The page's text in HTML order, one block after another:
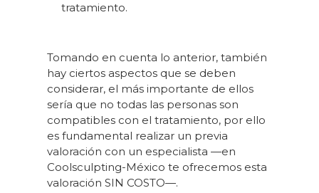
tratamiento.
Tomando en cuenta lo anterior, también
hay ciertos aspectos que se deben
considerar, el más importante de ellos
sería que no todas las personas son
compatibles con el tratamiento, por ello
es fundamental realizar un previa
valoración con un especialista —en
Coolsculpting-México te ofrecemos esta
valoración SIN COSTO—.